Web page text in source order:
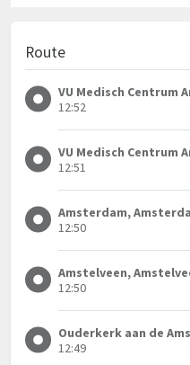
Route
VU Medisch Centrum
12:52
VU Medisch Centrum
12:51
Amsterdam,
12:50
Amstelveen,
12:50
Ouderkerk aan de
12:49